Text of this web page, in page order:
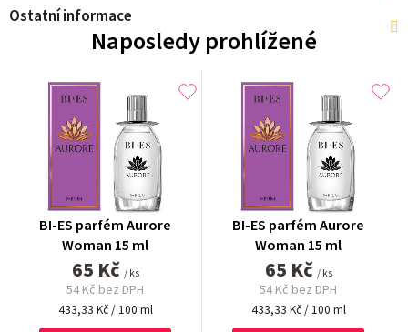
Ostatní informace
Naposledy prohlížené
BI-ES parfém Aurore
Woman 15 ml
65 Kč / ks
54 Kč bez DPH
Měrná
cena:
433,33 Kč / 100 ml
BI-ES parfém Aurore
Woman 15 ml
65 Kč / ks
54 Kč bez DPH
Měrná
cena:
433,33 Kč / 100 ml